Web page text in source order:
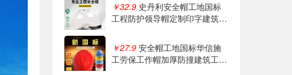
￥32.9 史丹利安全帽工地国标
工程防护领导帽定制印字建筑施
￥27.9 安全帽工地国标华信施
工劳保工作帽加厚防撞建筑工程